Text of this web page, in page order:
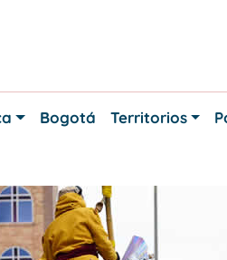
Bogotá Territorios